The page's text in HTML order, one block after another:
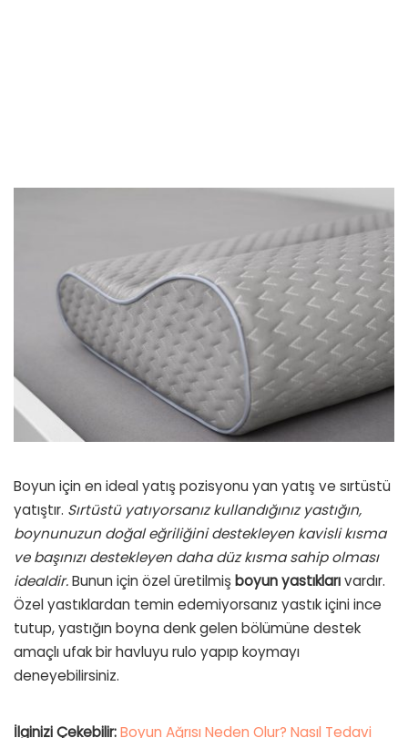
Boyun için en ideal yatış pozisyonu yan yatış ve sırtüstü
yatıştır. Sırtüstü yatıyorsanız kullandığınız yastığın,
boynunuzun doğal eğriliğini destekleyen kavisli kısma
ve başınızı destekleyen daha düz kısma sahip olması
idealdir.Bunun için özel üretilmişboyun yastıklarıvardır.
Özel yastıklardan temin edemiyorsanız yastık içini ince
tutup, yastığın boyna denk gelen bölümüne destek
amaçlı ufak bir havluyu rulo yapıp koymayı
deneyebilirsiniz.
İlginizi Çekebilir:Boyun Ağrısı Neden Olur? Nasıl Tedavi